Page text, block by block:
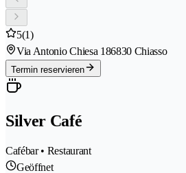
5(1)
Via Antonio Chiesa 186830 Chiasso
Termin reservieren
Silver Café
Cafébar • Restaurant
Geöffnet